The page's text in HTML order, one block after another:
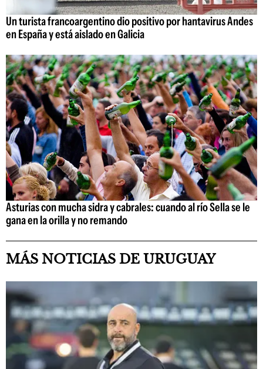
Un turista francoargentino dio positivo por hantavirus Andes
en España y está aislado en Galicia
Asturias con mucha sidra y cabrales: cuando al río Sella se le
gana en la orilla y no remando
MÁS NOTICIAS DE URUGUAY